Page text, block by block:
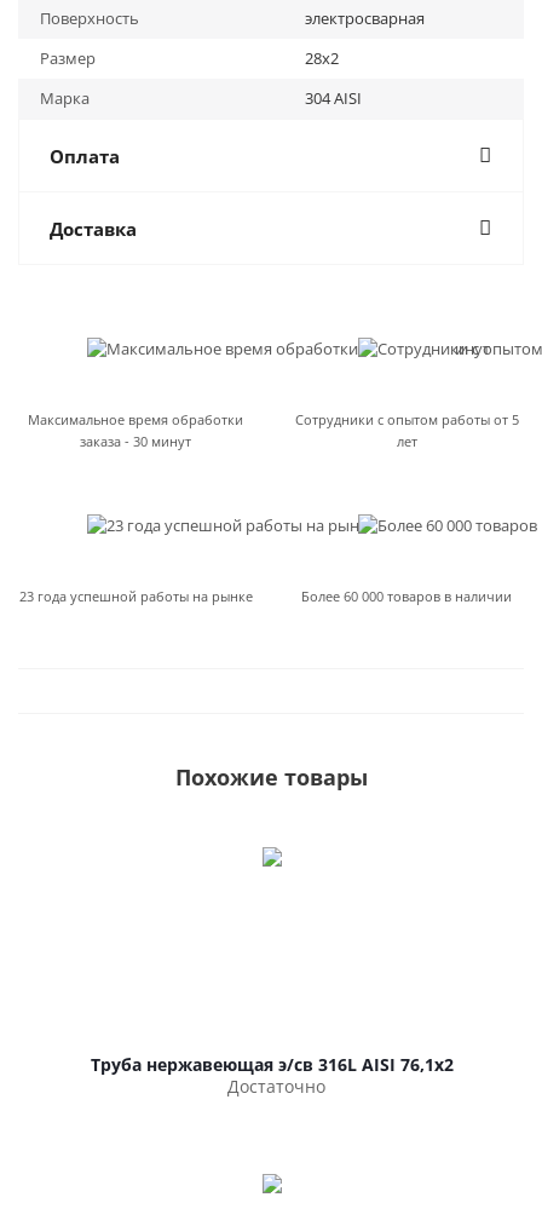
Поверхность
электросварная
Размер
28х2
Марка
304 AISI
Оплата
Доставка
Максимальное время обработки
заказа - 30 минут
Сотрудники с опытом работы от 5
лет
23 года успешной работы на рынке Более 60 000 товаров в наличии
Похожие товары
Труба нержавеющая э/св 316L AISI 76,1х2
Достаточно